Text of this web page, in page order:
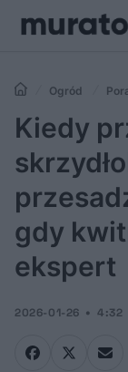
Ogród
skrzydłokwiat? Czy
Odpowiada ekspert
Kiedy
gdy
ekspert
2026-01-26 4:32